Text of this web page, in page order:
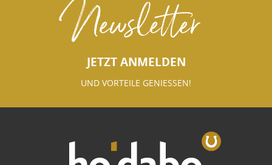
Newsletter
JETZT ANMELDEN
UND VORTEILE GENIESSEN!